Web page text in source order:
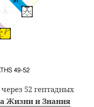
52 гептадных
Жизни и Знания